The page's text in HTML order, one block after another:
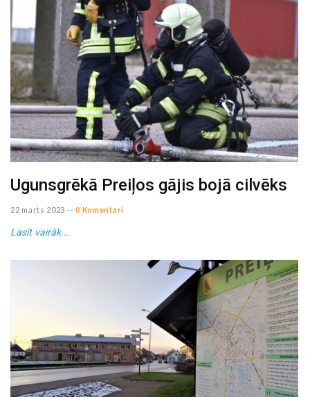
Ugunsgrēkā Preiļos gājis bojā cilvēks
22 marts 2023 -- 0 Komentāri
Lasīt vairāk...